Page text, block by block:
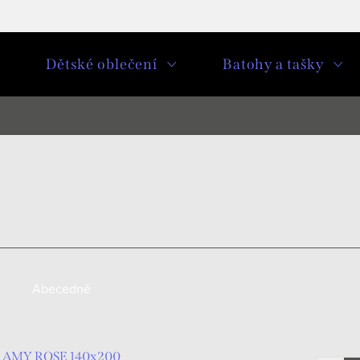
Dětské oblečení Batohy a tašky
ROSE 140x200